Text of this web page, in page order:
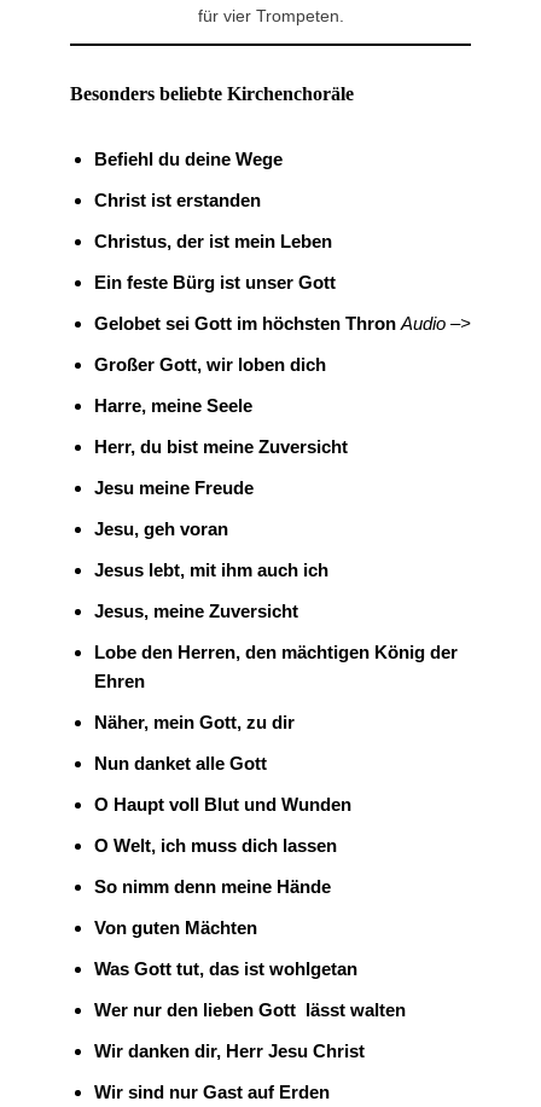
für vier Trompeten.
Besonders beliebte Kirchenchoräle
Befiehl du deine Wege
Christ ist erstanden
Christus, der ist mein Leben
Ein feste Bürg ist unser Gott
Gelobet sei Gott im höchsten Thron Audio –>
Großer Gott, wir loben dich
Harre, meine Seele
Herr, du bist meine Zuversicht
Jesu meine Freude
Jesu, geh voran
Jesus lebt, mit ihm auch ich
Jesus, meine Zuversicht
Lobe den Herren, den mächtigen König der
Ehren
Näher, mein Gott, zu dir
Nun danket alle Gott
O Haupt voll Blut und Wunden
O Welt, ich muss dich lassen
So nimm denn meine Hände
Von guten Mächten
Was Gott tut, das ist wohlgetan
Wer nur den lieben Gott lässt walten
Wir danken dir, Herr Jesu Christ
Wir sind nur Gast auf Erden